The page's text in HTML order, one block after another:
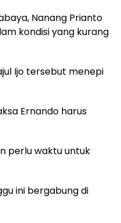
Nanang Prianto
kondisi yang kurang
Ijo tersebut menepi
Ernando harus
perlu waktu untuk
ini bergabung di